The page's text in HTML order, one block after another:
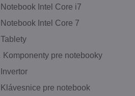
Notebook Intel Core i7
Notebook Intel Core 7
Tablety
Komponenty pre notebooky
Invertor
Klávesnice pre notebook